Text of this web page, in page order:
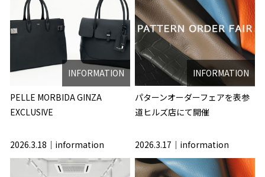
INFORMATION
PELLE MORBIDA GINZA
EXCLUSIVE
INFORMATION
パターンオーダーフェアを表参
道ヒルズ店にて開催
2026.3.18 information 2026.3.17 information